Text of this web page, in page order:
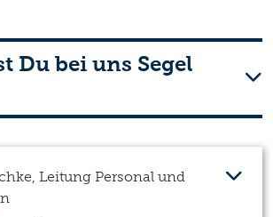
Du bei uns Segel